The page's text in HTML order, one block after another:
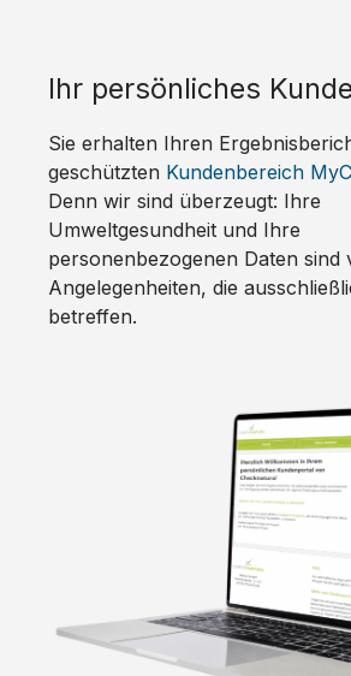
Ihr persönliches
Sie erhalten Ihren
geschützten Kundenbereich
Denn wir sind überzeugt: Ihre
Umweltgesundheit und Ihre
personenbezogenen Daten sind
Angelegenheiten, die
betreffen.